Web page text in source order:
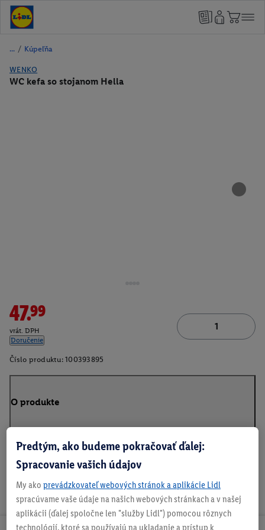
/ Kúpeľňa
WENKO
WC kefa so stojanom Hella
47.99
vrát. DPH
Doručenie
Číslo produktu: 100393895
O produkte
Predtým, ako budeme pokračovať ďalej:
Spracovanie vašich údajov
My ako prevádzkovateľ webových stránok a aplikácie Lidl
spracúvame vaše údaje na našich webových stránkach a v našej
aplikácii (ďalej spoločne len "služby Lidl") pomocou rôznych
technológií, ktoré sa používajú na ukladanie a prístup k